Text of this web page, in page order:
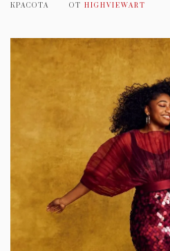
КРАСОТА ОТ HIGHVIEWART